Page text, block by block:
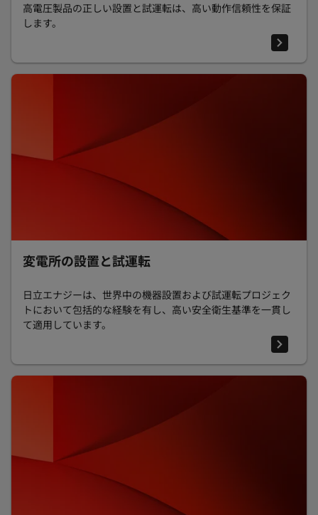
高電圧製品の正しい設置と試運転は、高い動作信頼性を保証
します。
変電所の設置と試運転
日立エナジーは、世界中の機器設置および試運転プロジェク
トにおいて包括的な経験を有し、高い安全衛生基準を一貫し
て適用しています。